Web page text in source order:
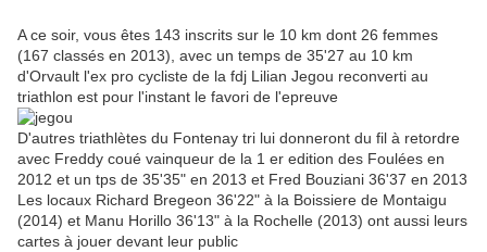
A ce soir, vous êtes 143 inscrits sur le 10 km dont 26 femmes
(167 classés en 2013), avec un temps de 35'27 au 10 km
d'Orvault l'ex pro cycliste de la fdj Lilian Jegou reconverti au
triathlon est pour l'instant le favori de l'epreuve
D'autres triathlètes du Fontenay tri lui donneront du fil à retordre
avec Freddy coué vainqueur de la 1 er edition des Foulées en
2012 et un tps de 35'35" en 2013 et Fred Bouziani 36'37 en 2013
Les locaux Richard Bregeon 36'22" à la Boissiere de Montaigu
(2014) et Manu Horillo 36'13" à la Rochelle (2013) ont aussi leurs
cartes à jouer devant leur public